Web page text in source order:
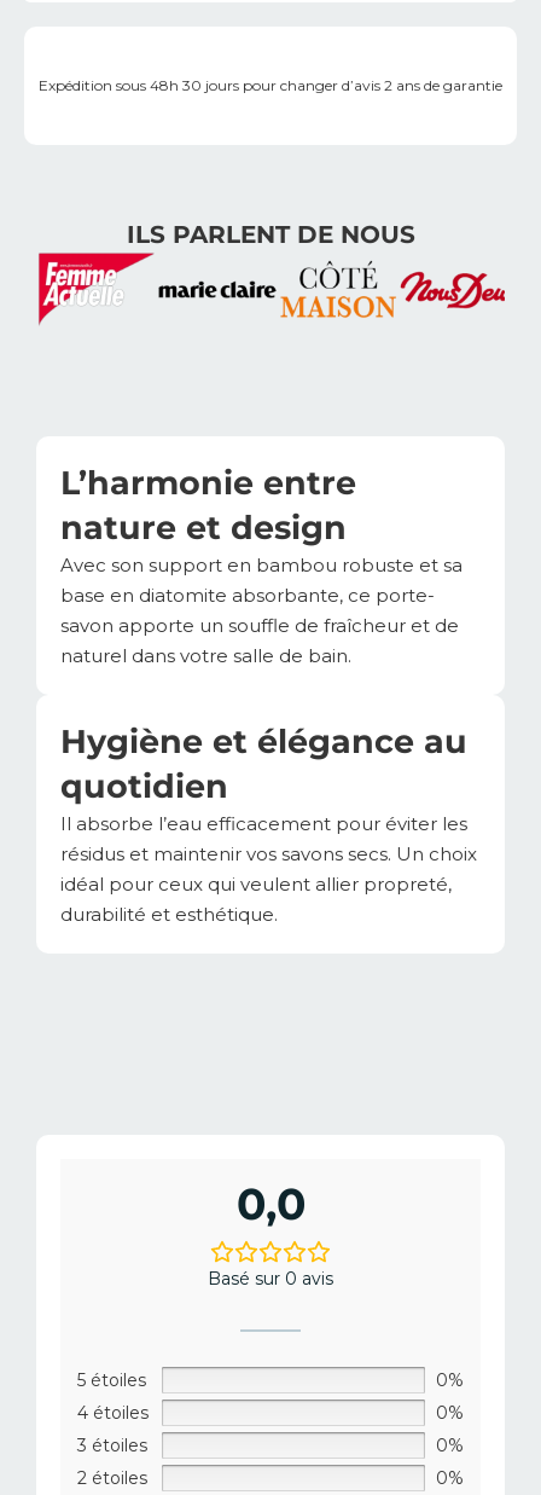
Expédition sous 48h 30 jours pour changer d’avis 2 ans de garantie
ILS PARLENT DE NOUS
L’harmonie entre
nature et design
Avec son support en bambou robuste et sa
base en diatomite absorbante, ce porte-
savon apporte un souffle de fraîcheur et de
naturel dans votre salle de bain.
Hygiène et élégance au
quotidien
Il absorbe l’eau efficacement pour éviter les
résidus et maintenir vos savons secs. Un choix
idéal pour ceux qui veulent allier propreté,
durabilité et esthétique.
0,0
Basé sur 0 avis
5 étoiles
0%
4 étoiles
0%
3 étoiles
0%
2 étoiles
0%